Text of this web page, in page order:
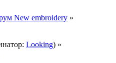
New embroidery »
Looking) »